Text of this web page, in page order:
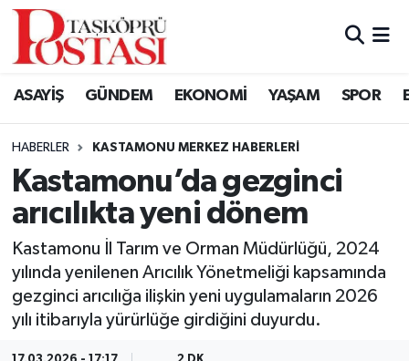
ASAYİŞ GÜNDEM EKONOMİ YAŞAM SPOR
HABERLER KASTAMONU MERKEZ HABERLERI
Kastamonu’da gezginci
arıcılıkta yeni dönem
Kastamonu İl Tarım ve Orman Müdürlüğü, 2024
yılında yenilenen Arıcılık Yönetmeliği kapsamında
gezginci arıcılığa ilişkin yeni uygulamaların 2026
yılı itibarıyla yürürlüğe girdiğini duyurdu.
Kastamonu Vefat Edenler
Araç Haberleri
Azdavay Haberleri
Bozkurt Haberleri